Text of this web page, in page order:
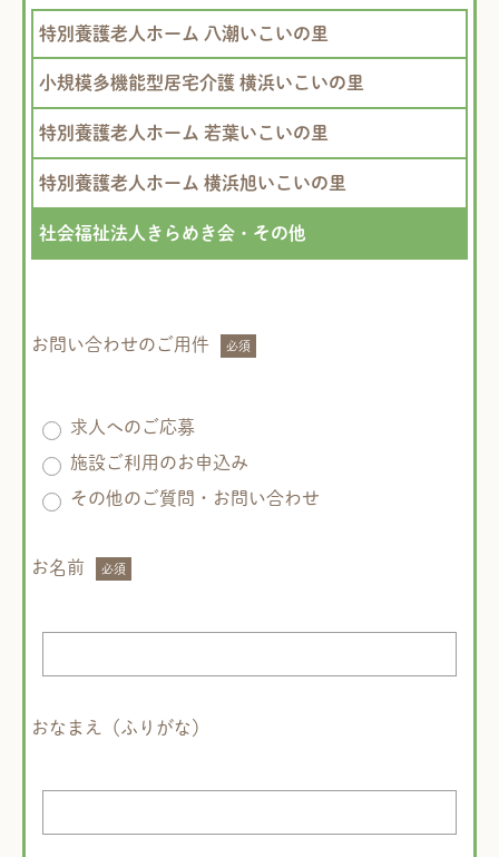
特別養護老人ホーム 八潮いこいの里
小規模多機能型居宅介護 横浜いこいの里
特別養護老人ホーム 若葉いこいの里
特別養護老人ホーム 横浜旭いこいの里
社会福祉法人きらめき会・その他
お問い合わせのご用件
求人へのご応募
施設ご利用のお申込み
その他のご質問・お問い合わせ
お名前
おなまえ（ふりがな）